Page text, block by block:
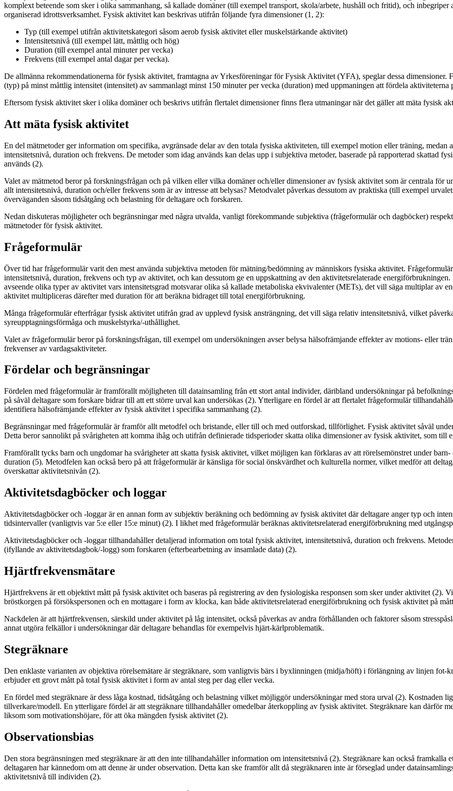
komplext beteende som sker i olika sammanhang, så kallade domäner (till exempel transport, skola/arbete, hushåll och fritid), och
organiserad idrottsverksamhet. Fysisk aktivitet kan beskrivas utifrån följande fyra dimensioner (1, 2):
Typ (till exempel utifrån aktivitetskategori såsom aerob fysisk aktivitet eller muskelstärkande aktivitet)
Intensitetsnivå (till exempel lätt, måttlig och hög)
Duration (till exempel antal minuter per vecka)
Frekvens (till exempel antal dagar per vecka).
De allmänna rekommendationerna för fysisk aktivitet, framtagna av Yrkesföreningar för Fysisk Aktivitet (YFA), speglar dessa dimensioner.
(typ) på minst måttlig intensitet (intensitet) av sammanlagt minst 150 minuter per vecka (duration) med uppmaningen att fördela aktiviteterna
Eftersom fysisk aktivitet sker i olika domäner och beskrivs utifrån flertalet dimensioner finns flera utmaningar när det gäller att mäta fysisk
Att mäta fysisk aktivitet
En del mätmetoder ger information om specifika, avgränsade delar av den totala fysiska aktiviteten, till exempel motion eller träning, medan
intensitetsnivå, duration och frekvens. De metoder som idag används kan delas upp i subjektiva metoder, baserade på rapporterad skattad
används (2).
Valet av mätmetod beror på forskningsfrågan och på vilken eller vilka domäner och/eller dimensioner av fysisk aktivitet som är centrala
allt intensitetsnivå, duration och/eller frekvens som är av intresse att belysas? Metodvalet påverkas dessutom av praktiska (till exempel
överväganden såsom tidsåtgång och belastning för deltagare och forskaren.
Nedan diskuteras möjligheter och begränsningar med några utvalda, vanligt förekommande subjektiva (frågeformulär och dagböcker)
mätmetoder för fysisk aktivitet.
Frågeformulär
Över tid har frågeformulär varit den mest använda subjektiva metoden för mätning/bedömning av människors fysiska aktivitet.
intensitetsnivå, duration, frekvens och typ av aktivitet, och kan dessutom ge en uppskattning av den aktivitetsrelaterade
avseende olika typer av aktivitet vars intensitetsgrad motsvarar olika så kallade metaboliska ekvivalenter (METs), det vill säga multiplar av
aktivitet multipliceras därefter med duration för att beräkna bidraget till total energiförbrukning.
Många frågeformulär efterfrågar fysisk aktivitet utifrån grad av upplevd fysisk ansträngning, det vill säga relativ intensitetsnivå, vilket
syreupptagningsförmåga och muskelstyrka/-uthållighet.
Valet av frågeformulär beror på forskningsfrågan, till exempel om undersökningen avser belysa hälsofrämjande effekter av motions- eller
frekvenser av vardagsaktiviteter.
Fördelar och begränsningar
Fördelen med frågeformulär är framförallt möjligheten till datainsamling från ett stort antal individer, däribland undersökningar på
på såväl deltagare som forskare bidrar till att ett större urval kan undersökas (2). Ytterligare en fördel är att flertalet frågeformulär
identifiera hälsofrämjande effekter av fysisk aktivitet i specifika sammanhang (2).
Begränsningar med frågeformulär är framför allt metodfel och bristande, eller till och med outforskad, tillförlighet. Fysisk aktivitet såväl
Detta beror sannolikt på svårigheten att komma ihåg och utifrån definierade tidsperioder skatta olika dimensioner av fysisk aktivitet, som till
Framförallt tycks barn och ungdomar ha svårigheter att skatta fysisk aktivitet, vilket möjligen kan förklaras av att rörelsemönstret under
duration (5). Metodfelen kan också bero på att frågeformulär är känsliga för social önskvärdhet och kulturella normer, vilket medför att
överskattar aktivitetsnivån (2).
Aktivitetsdagböcker och loggar
Aktivitetsdagböcker och -loggar är en annan form av subjektiv beräkning och bedömning av fysisk aktivitet där deltagare anger typ och
tidsintervaller (vanligtvis var 5:e eller 15:e minut) (2). I likhet med frågeformulär beräknas aktivitetsrelaterad energiförbrukning med
Aktivitetsdagböcker och -loggar tillhandahåller detaljerad information om total fysisk aktivitet, intensitetsnivå, duration och frekvens.
(ifyllande av aktivitetsdagbok/-logg) som forskaren (efterbearbetning av insamlade data) (2).
Hjärtfrekvensmätare
Hjärtfrekvens är ett objektivt mått på fysisk aktivitet och baseras på registrering av den fysiologiska responsen som sker under aktivitet (2).
bröstkorgen på försökspersonen och en mottagare i form av klocka, kan både aktivitetsrelaterad energiförbrukning och fysisk aktivitet på
Nackdelen är att hjärtfrekvensen, särskild under aktivitet på låg intensitet, också påverkas av andra förhållanden och faktorer såsom
annat utgöra felkällor i undersökningar där deltagare behandlas för exempelvis hjärt-kärlproblematik.
Stegräknare
Den enklaste varianten av objektiva rörelsemätare är stegräknare, som vanligtvis bärs i byxlinningen (midja/höft) i förlängning av linjen
erbjuder ett grovt mått på total fysisk aktivitet i form av antal steg per dag eller vecka.
En fördel med stegräknare är dess låga kostnad, tidsåtgång och belastning vilket möjliggör undersökningar med stora urval (2). Kostnaden
tillverkare/modell. En ytterligare fördel är att stegräknare tillhandahåller omedelbar återkoppling av fysisk aktivitet. Stegräknare kan därför
liksom som motivationshöjare, för att öka mängden fysisk aktivitet (2).
Observationsbias
Den stora begränsningen med stegräknare är att den inte tillhandahåller information om intensitetsnivå (2). Stegräknare kan också
deltagaren har kännedom om att denne är under observation. Detta kan ske framför allt då stegräknaren inte är förseglad under
aktivitetsnivå till individen (2).